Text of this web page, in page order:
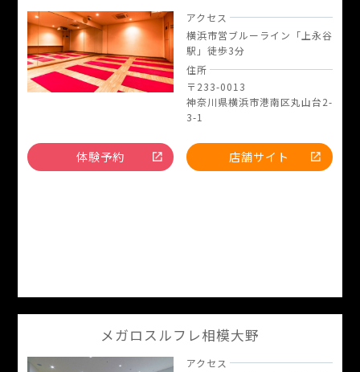
アクセス
横浜市営ブルーライン「上永谷
駅」徒歩3分
住所
〒233-0013
神奈川県横浜市港南区丸山台2-
3-1
体験予約 店舗サイト
メガロスルフレ相模大野
アクセス